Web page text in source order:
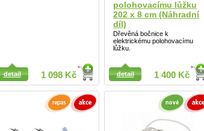
1 098 Kč
detail
polohovacímu lůžku
202 x 8 cm (Náhradní
díl)
Dřevěná bočnice k
elektrickému polohovacímu
lůžku.
1 400 Kč
detail
Detail